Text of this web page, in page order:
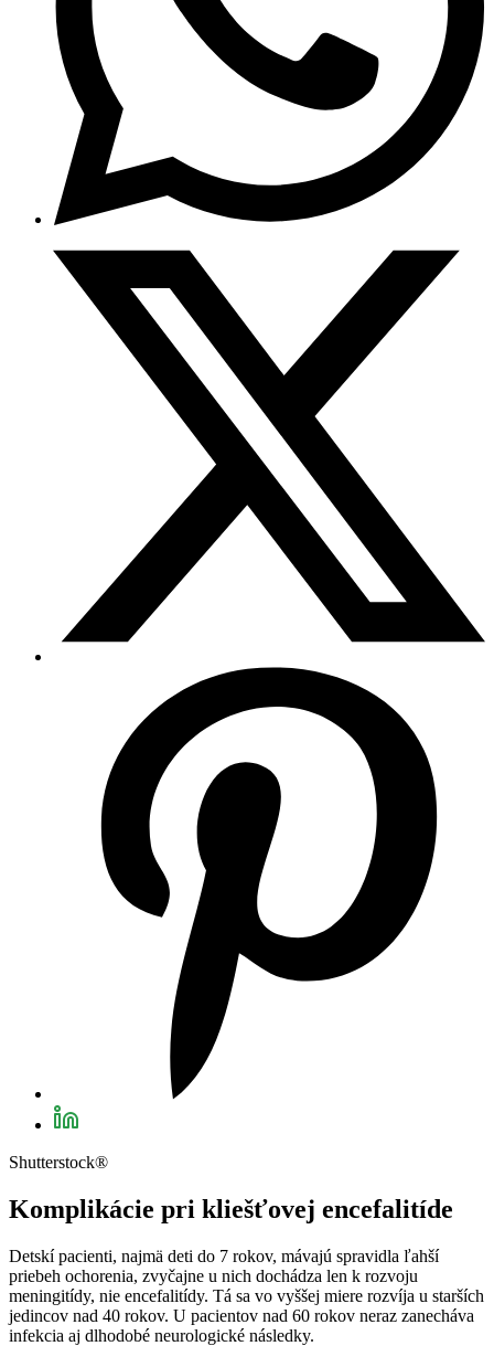
Shutterstock®
Komplikácie pri kliešťovej encefalitíde
Detskí pacienti, najmä deti do 7 rokov, mávajú spravidla ľahší
priebeh ochorenia, zvyčajne u nich dochádza len k rozvoju
meningitídy, nie encefalitídy. Tá sa vo vyššej miere rozvíja u starších
jedincov nad 40 rokov. U pacientov nad 60 rokov neraz zanecháva
infekcia aj dlhodobé neurologické následky.